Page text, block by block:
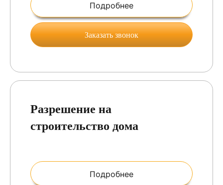
Подробнее
Заказать звонок
Разрешение на
строительство дома
Подробнее